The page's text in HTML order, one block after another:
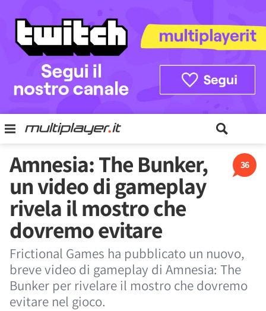
36
Amnesia: The Bunker,
un video di gameplay
rivela il mostro che
dovremo evitare
Frictional Games ha pubblicato un nuovo,
breve video di gameplay di Amnesia: The
Bunker per rivelare il mostro che dovremo
evitare nel gioco.